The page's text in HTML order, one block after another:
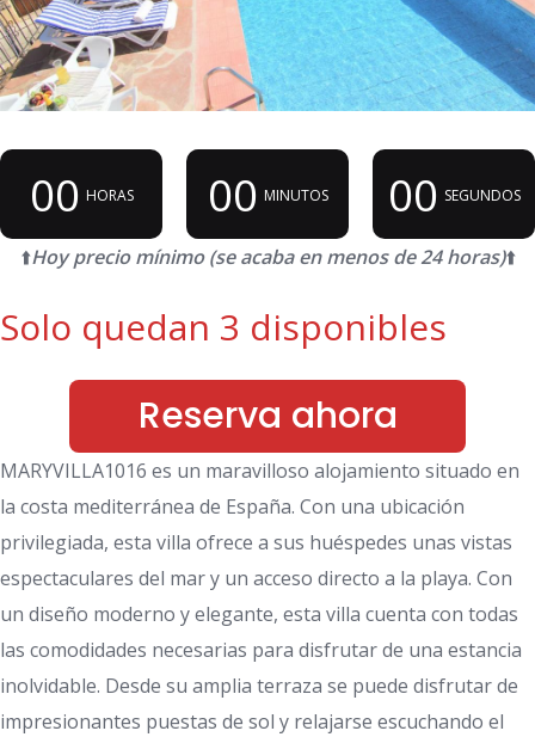
00 HORAS 00 MINUTOS 00 SEGUNDOS
⬆️Hoy precio mínimo (se acaba en menos de 24 horas)⬆️
Solo quedan 3 disponibles
Reserva ahora
MARYVILLA1016 es un maravilloso alojamiento situado en
la costa mediterránea de España. Con una ubicación
privilegiada, esta villa ofrece a sus huéspedes unas vistas
espectaculares del mar y un acceso directo a la playa. Con
un diseño moderno y elegante, esta villa cuenta con todas
las comodidades necesarias para disfrutar de una estancia
inolvidable. Desde su amplia terraza se puede disfrutar de
impresionantes puestas de sol y relajarse escuchando el